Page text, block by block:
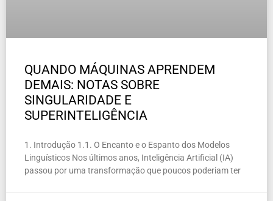
QUANDO MÁQUINAS APRENDEM
DEMAIS: NOTAS SOBRE
SINGULARIDADE E
SUPERINTELIGÊNCIA
1. Introdução 1.1. O Encanto e o Espanto dos Modelos
Linguísticos Nos últimos anos, Inteligência Artificial (IA)
passou por uma transformação que poucos poderiam ter